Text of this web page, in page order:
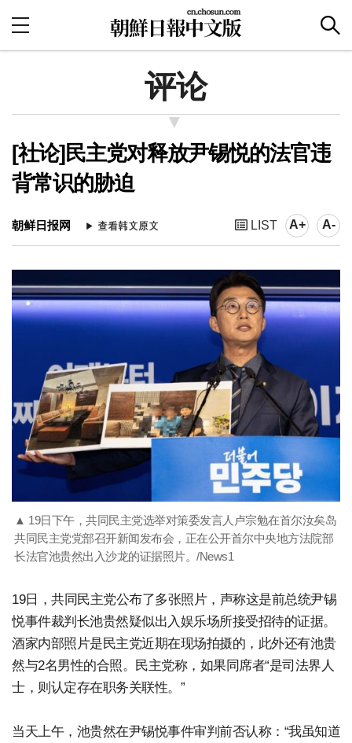
评论
[社论]民主党对释放尹锡悦的法官违
背常识的胁迫
朝鲜日报网 LIST A+ A-
▲ 19日下午，共同民主党选举对策委发言人卢宗勉在首尔汝矣岛
共同民主党党部召开新闻发布会，正在公开首尔中央地方法院部
长法官池贵然出入沙龙的证据照片。/News1
19日，共同民主党公布了多张照片，声称这是前总统尹锡
悦事件裁判长池贵然疑似出入娱乐场所接受招待的证据。
酒家内部照片是民主党近期在现场拍摄的，此外还有池贵
然与2名男性的合照。民主党称，如果同席者“是司法界人
士，则认定存在职务关联性。”
当天上午，池贵然在尹锡悦事件审判前否认称：“我虽知道